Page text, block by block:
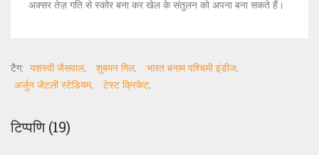
अक्सर तेज़ गति से स्कोर बना कर खेल के संतुलन को अपना बना सकते हैं।
टैग: यशस्वी जैसवाल शुबमन गिल
भारत बनाम पश्चिमी इंडीज
अर्जुन जेटली स्टेडियम
टेस्ट क्रिकेट
टिप्पणि (19)